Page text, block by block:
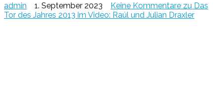
admin 1. September 2023 Keine Kommentare zu Das
Tor des Jahres 2013 im Video: Raúl und Julian Draxler